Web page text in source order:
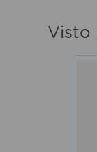
Visto